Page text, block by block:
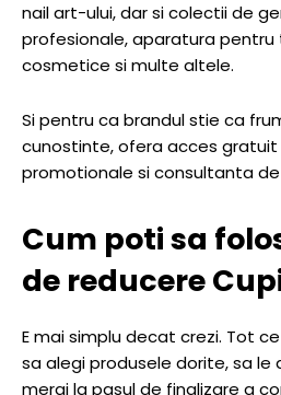
nail art-ului, dar si colectii de
profesionale, aparatura
cosmetice si multe altele.
Si pentru ca brandul stie ca
cunostinte, ofera acces
promotionale si consultanta
Cum poti sa
de reducere
E mai simplu decat crezi. Tot
sa alegi produsele dorite, sa le
mergi la pasul de finalizare a